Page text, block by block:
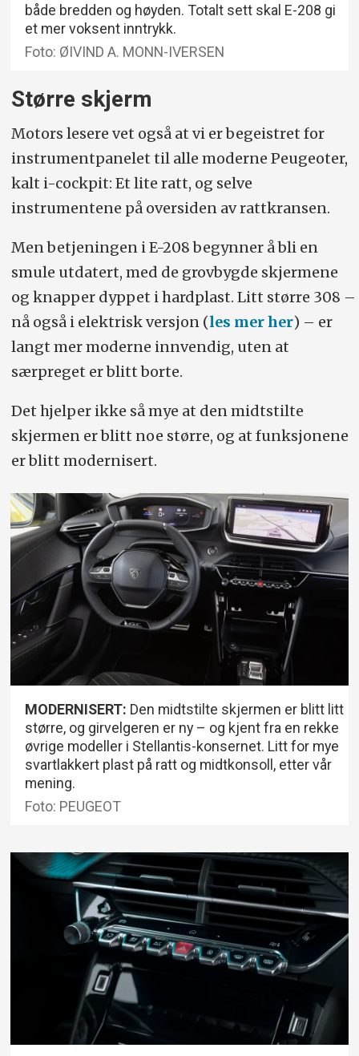
både bredden og høyden. Totalt sett skal E-208 gi
et mer voksent inntrykk.
Foto: ØIVIND A. MONN-IVERSEN
Større skjerm
Motors lesere vet også at vi er begeistret for
instrumentpanelet til alle moderne Peugeoter,
kalt i-cockpit: Et lite ratt, og selve
instrumentene på oversiden av rattkransen.
Men betjeningen i E-208 begynner å bli en
smule utdatert, med de grovbygde skjermene
og knapper dyppet i hardplast. Litt større 308 –
nå også i elektrisk versjon (les mer her) – er
langt mer moderne innvendig, uten at
særpreget er blitt borte.
Det hjelper ikke så mye at den midtstilte
skjermen er blitt noe større, og at funksjonene
er blitt modernisert.
MODERNISERT: Den midtstilte skjermen er blitt litt
større, og girvelgeren er ny – og kjent fra en rekke
øvrige modeller i Stellantis-konsernet. Litt for mye
svartlakkert plast på ratt og midtkonsoll, etter vår
mening.
Foto: PEUGEOT